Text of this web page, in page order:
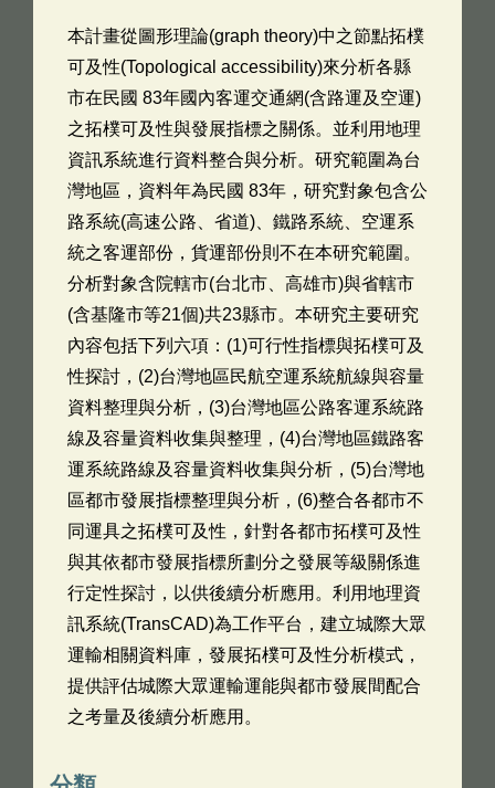
本計畫從圖形理論(graph theory)中之節點拓樸
可及性(Topological accessibility)來分析各縣
市在民國 83年國內客運交通網(含路運及空運)
之拓樸可及性與發展指標之關係。並利用地理
資訊系統進行資料整合與分析。研究範圍為台
灣地區，資料年為民國 83年，研究對象包含公
路系統(高速公路、省道)、鐵路系統、空運系
統之客運部份，貨運部份則不在本研究範圍。
分析對象含院轄市(台北市、高雄市)與省轄市
(含基隆市等21個)共23縣市。本研究主要研究
內容包括下列六項：(1)可行性指標與拓樸可及
性探討，(2)台灣地區民航空運系統航線與容量
資料整理與分析，(3)台灣地區公路客運系統路
線及容量資料收集與整理，(4)台灣地區鐵路客
運系統路線及容量資料收集與分析，(5)台灣地
區都市發展指標整理與分析，(6)整合各都市不
同運具之拓樸可及性，針對各都市拓樸可及性
與其依都市發展指標所劃分之發展等級關係進
行定性探討，以供後續分析應用。利用地理資
訊系統(TransCAD)為工作平台，建立城際大眾
運輸相關資料庫，發展拓樸可及性分析模式，
提供評估城際大眾運輸運能與都市發展間配合
之考量及後續分析應用。